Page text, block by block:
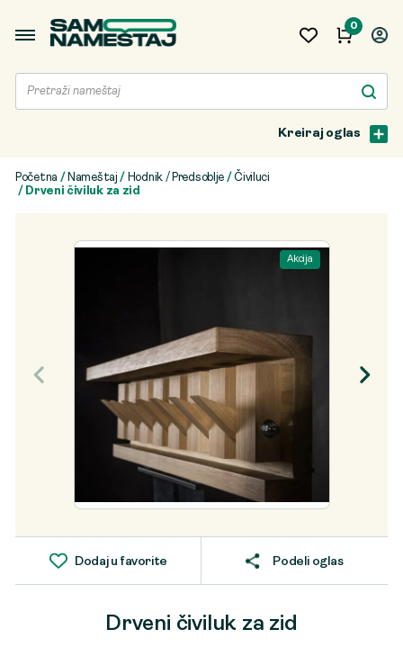
0
Kreiraj oglas
Početna / Nameštaj / Hodnik / Predsoblje /Čiviluci
/ Drveni čiviluk za zid
Akcija
Dodaj u favorite Podeli oglas
Drveni čiviluk za zid